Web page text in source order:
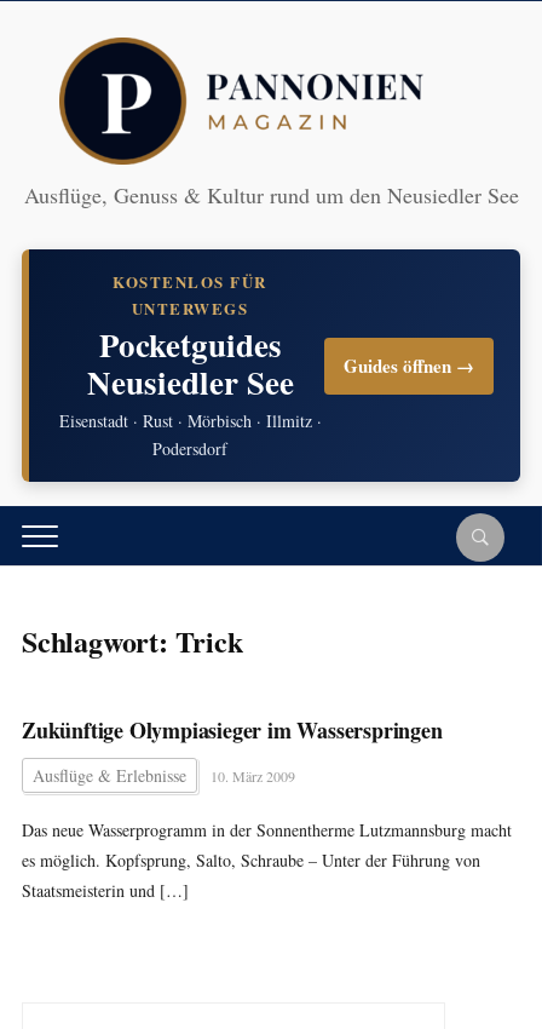
Ausflüge, Genuss & Kultur rund um den Neusiedler See
KOSTENLOS FÜR
UNTERWEGS
Pocketguides
Neusiedler See
Eisenstadt · Rust · Mörbisch · Illmitz ·
Podersdorf
Guides öffnen →
Schlagwort: Trick
Zukünftige Olympiasieger im Wasserspringen
Ausflüge & Erlebnisse 10. März 2009
Das neue Wasserprogramm in der Sonnentherme Lutzmannsburg macht
es möglich. Kopfsprung, Salto, Schraube – Unter der Führung von
Staatsmeisterin und […]